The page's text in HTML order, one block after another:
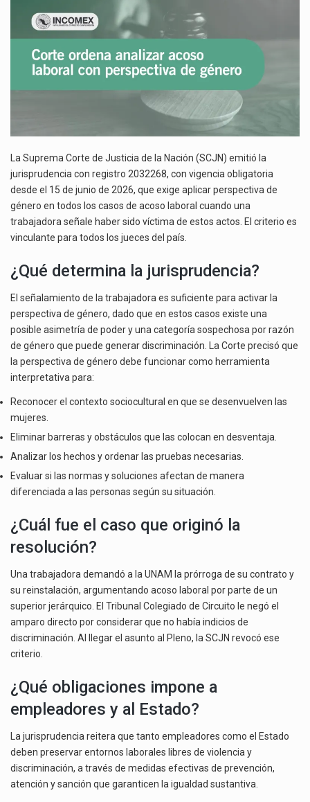
La Suprema Corte de Justicia de la Nación (SCJN) emitió la
jurisprudencia con registro 2032268, con vigencia obligatoria
desde el 15 de junio de 2026, que exige aplicar perspectiva de
género en todos los casos de acoso laboral cuando una
trabajadora señale haber sido víctima de estos actos. El criterio es
vinculante para todos los jueces del país.
¿Qué determina la jurisprudencia?
El señalamiento de la trabajadora es suficiente para activar la
perspectiva de género, dado que en estos casos existe una
posible asimetría de poder y una categoría sospechosa por razón
de género que puede generar discriminación. La Corte precisó que
la perspectiva de género debe funcionar como herramienta
interpretativa para:
Reconocer el contexto sociocultural en que se desenvuelven las
mujeres.
Eliminar barreras y obstáculos que las colocan en desventaja.
Analizar los hechos y ordenar las pruebas necesarias.
Evaluar si las normas y soluciones afectan de manera
diferenciada a las personas según su situación.
¿Cuál fue el caso que originó la
resolución?
Una trabajadora demandó a la UNAM la prórroga de su contrato y
su reinstalación, argumentando acoso laboral por parte de un
superior jerárquico. El Tribunal Colegiado de Circuito le negó el
amparo directo por considerar que no había indicios de
discriminación. Al llegar el asunto al Pleno, la SCJN revocó ese
criterio.
¿Qué obligaciones impone a
empleadores y al Estado?
La jurisprudencia reitera que tanto empleadores como el Estado
deben preservar entornos laborales libres de violencia y
discriminación, a través de medidas efectivas de prevención,
atención y sanción que garanticen la igualdad sustantiva.